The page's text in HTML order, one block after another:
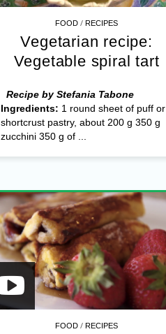
FOOD /RECIPES
Vegetarian recipe:
Vegetable spiral tart
Recipe by Stefania Tabone
Ingredients: 1 round sheet of puff or
shortcrust pastry, about 200 g 350 g
zucchini 350 g of ...
FOOD /RECIPES